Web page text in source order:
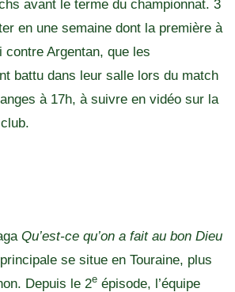
avant le terme du championnat. 3
en une semaine dont la première à
Argentan, que les
battu dans leur salle lors du match
à 17h, à suivre en vidéo sur la
Qu’est-ce qu’on a fait au bon Dieu
se situe en Touraine, plus
Depuis le 2e épisode, l’équipe